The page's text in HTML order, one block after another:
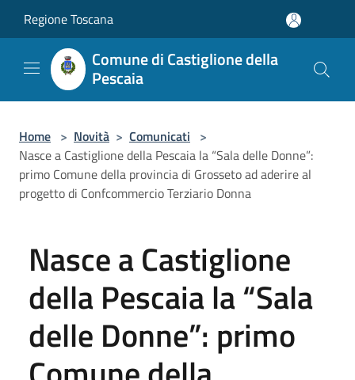
Regione Toscana
Comune di Castiglione della
Pescaia
Home > Novità > Comunicati >
Nasce a Castiglione della Pescaia la “Sala delle Donne”:
primo Comune della provincia di Grosseto ad aderire al
progetto di Confcommercio Terziario Donna
Nasce a Castiglione
della Pescaia la “Sala
delle Donne”: primo